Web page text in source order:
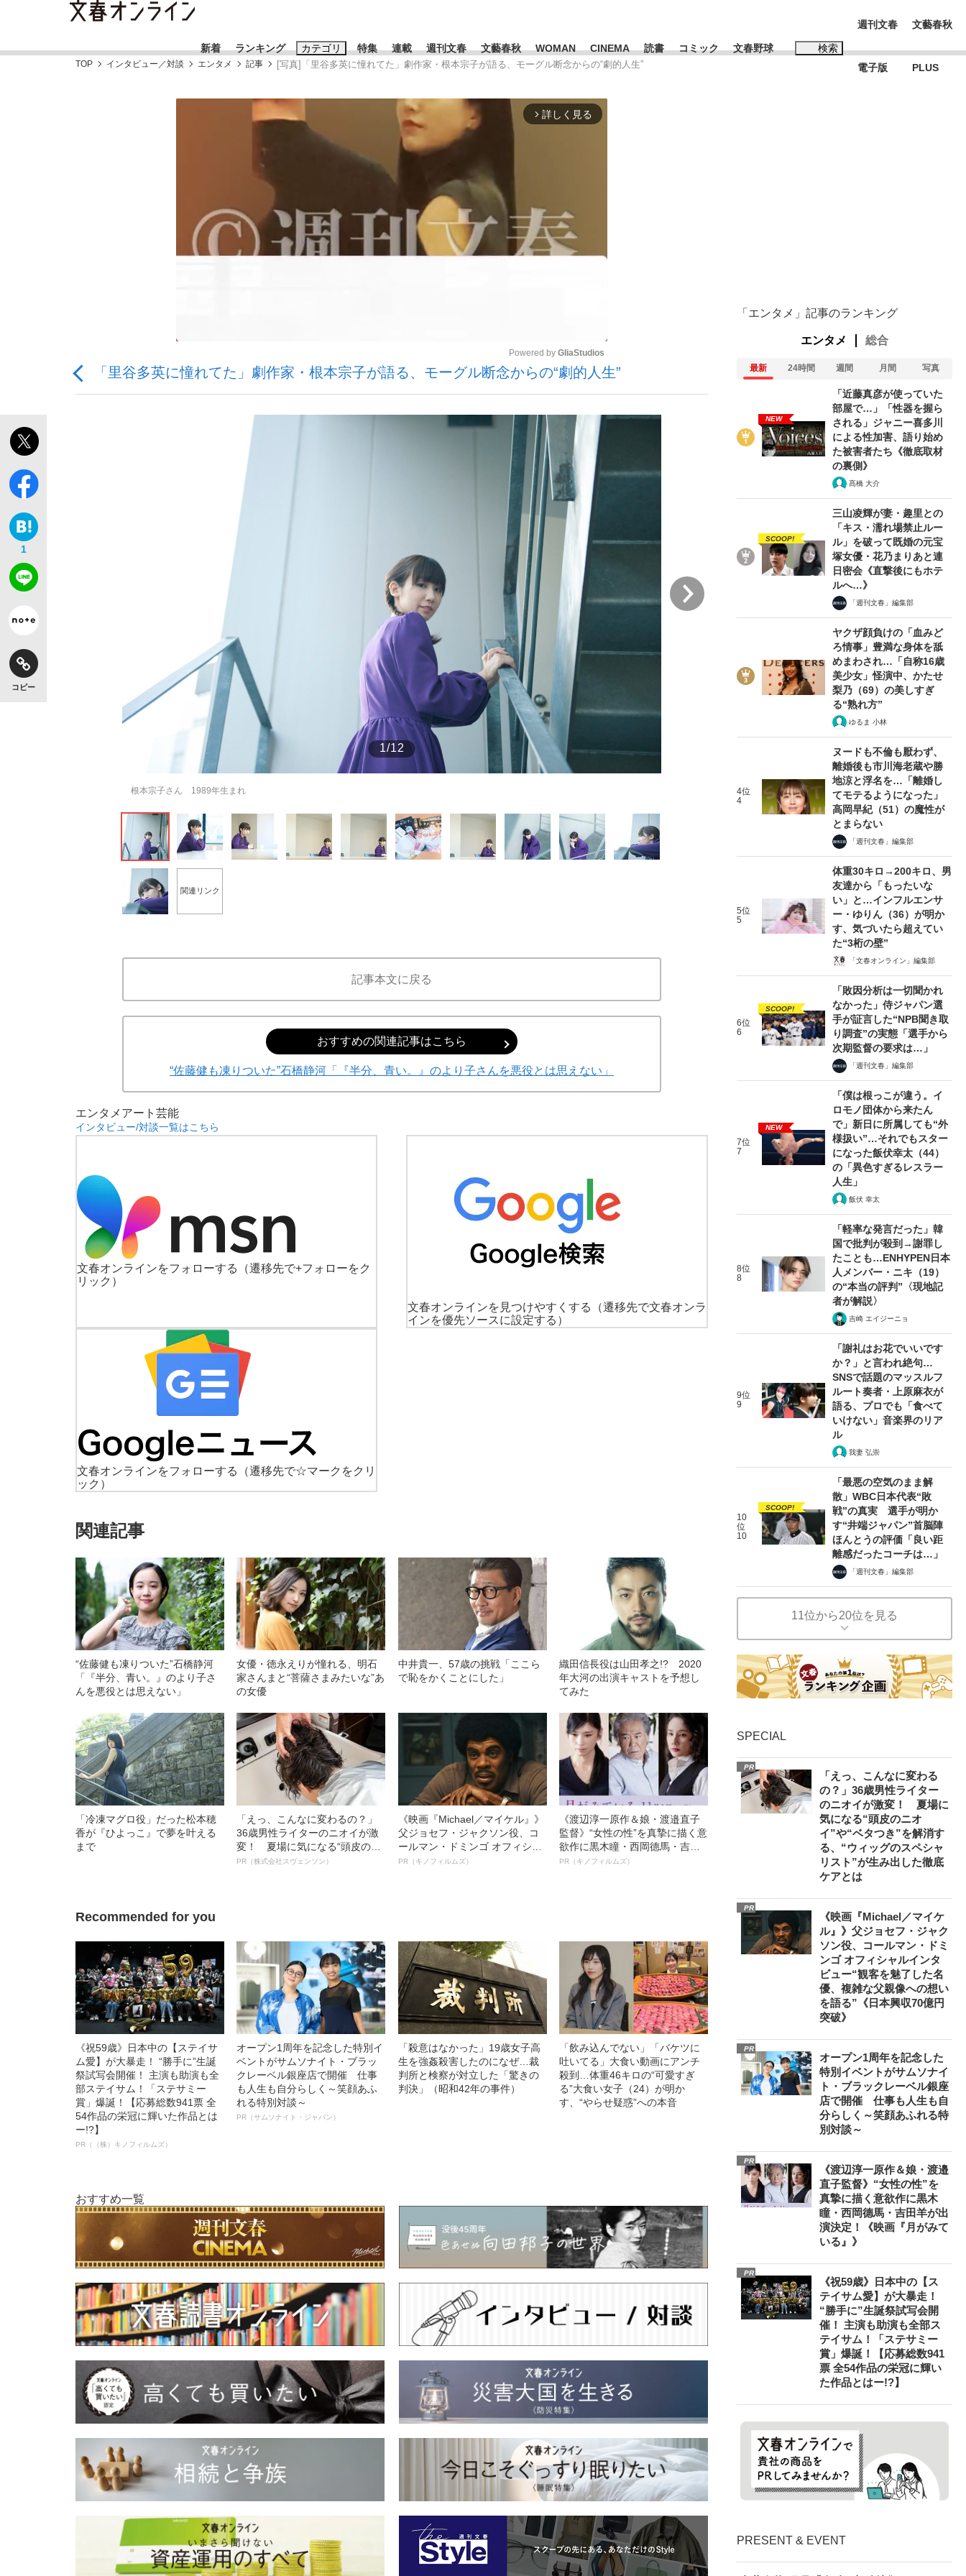
新着 ランキング カテゴリ
「敗因分析は一切聞かれなかった」侍ジャパン選手が証言した“NPB聞... 「クマが悪者扱いされているのが悲しい」『北の国から』倉本聰氏（91...
「目標達成できなかったからと言って…」サッカー日本代表・森保一監督...
もっと見る
特集
いまさら聞けない資産運用のすべて
連載 週刊文春 文藝春秋 WOMAN CINEMA 読書 コミック 文春野球 検索
おすすめのキーワードタグ一覧
#高市早苗 #森岡毅
週刊文春
電子版
文藝春秋
PLUS
TOP インタビュー／対談 エンタメ 記事 [写真]「里谷多英に憧れてた」劇作家・根本宗子が語る、モーグル断念からの“劇的人生”
arrow_forward_ios 詳しく見る
Mute
Powered by GliaStudios
「里谷多英に憧れてた」劇作家・根本宗子が語る、モーグル断念からの“劇的人生”
1
コピー
1/12
根本宗子さん 1989年生まれ
関連リンク
記事本文に戻る
おすすめの関連記事はこちら
“佐藤健も凍りついた”石橋静河「『半分、青い。』のより子さんを悪役とは思えない」
エンタメ アート 芸能
インタビュー/対談一覧はこちら
文春オンラインをフォローする
（遷移先で+フォローをク
リック）
文春オンラインを見つけやすくする
（遷移先で文春オンラ
インを優先ソースに設定する）
文春オンラインをフォローする
（遷移先で☆マークをクリ
ック）
関連記事
“佐藤健も凍りついた”石橋静河
「『半分、青い。』のより子さ
んを悪役とは思えない」
女優・徳永えりが憧れる、明石
家さんまと“菩薩さまみたいな”あ
の女優
中井貴一、57歳の挑戦「ここら
で恥をかくことにした」
織田信長役は山田孝之!? 2020
年大河の出演キャストを予想し
てみた
「冷凍マグロ役」だった松本穂
香が『ひよっこ』で夢を叶える
まで
「えっ、こんなに変わるの？」
36歳男性ライターのニオイが激
変！ 夏場に気になる“頭皮のニ
オイ”や“ベタつき”を解消す
PR（株式会社スヴェンソン）
《映画『Michael／マイケル』》
父ジョセフ・ジャクソン役、コ
ールマン・ドミンゴ オフィシャ
ルインタビュー“観客を魅了した
PR（キノフィルムズ）
《渡辺淳一原作＆娘・渡邉直子
監督》“女性の性”を真摯に描く意
欲作に黒木瞳・西岡德馬・吉田
羊が出演決定！《映画『月がみ
PR（キノフィルムズ）
Recommended for you
《祝59歳》日本中の【ステイサ
ム愛】が大暴走！ “勝手に”生誕
祭試写会開催！ 主演も助演も全
部ステイサム！「ステサミー
賞」爆誕！【応募総数941票 全
54作品の栄冠に輝いた作品とは
ー!?】
PR（（株）キノフィルムズ）
オープン1周年を記念した特別イ
ベントがサムソナイト・ブラッ
クレーベル銀座店で開催 仕事
も人生も自分らしく～笑顔あふ
れる特別対談～
PR（サムソナイト・ジャパン）
「殺意はなかった」19歳女子高
生を強姦殺害したのになぜ…裁
判所と検察が対立した「驚きの
判決」（昭和42年の事件）
「飲み込んでない」「バケツに
吐いてる」大食い動画にアンチ
殺到…体重46キロの“可愛すぎ
る”大食い女子（24）が明か
す、“やらせ疑惑”への本音
おすすめ一覧
「エンタメ」記事のランキング
エンタメ 総合
最新 24時間 週間 月間 写真
NEW
「近藤真彦が使っていた
部屋で…」「性器を握ら
される」ジャニー喜多川
による性加害、語り始め
た被害者たち《徹底取材
の裏側》
髙橋 大介
SCOOP!
三山凌輝が妻・趣里との
「キス・濡れ場禁止ルー
ル」を破って既婚の元宝
塚女優・花乃まりあと連
日密会《直撃後にもホテ
ルへ…》
「週刊文春」編集部
ヤクザ顔負けの「血みど
ろ情事」豊満な身体を舐
めまわされ…「自称16歳
美少女」怪演中、かたせ
梨乃（69）の美しすぎ
る“熟れ方”
ゆるま 小林
4位
4
ヌードも不倫も厭わず、
離婚後も市川海老蔵や勝
地涼と浮名を…「離婚し
てモテるようになった」
高岡早紀（51）の魔性が
とまらない
「週刊文春」編集部
5位
5
体重30キロ→200キロ、男
友達から「もったいな
い」と…インフルエンサ
ー・ゆりん（36）が明か
す、気づいたら超えてい
た“3桁の壁”
「文春オンライン」編集部
6位
6
SCOOP!
「敗因分析は一切聞かれ
なかった」侍ジャパン選
手が証言した“NPB聞き取
り調査”の実態「選手から
次期監督の要求は…」
「週刊文春」編集部
7位
7
NEW
「僕は根っこが違う。イ
ロモノ団体から来たん
で」新日に所属しても“外
様扱い”…それでもスター
になった飯伏幸太（44）
の「異色すぎるレスラー
人生」
飯伏 幸太
8位
8
「軽率な発言だった」韓
国で批判が殺到→謝罪し
たことも…ENHYPEN日本
人メンバー・ニキ（19）
の“本当の評判”〈現地記
者が解説〉
吉崎 エイジーニョ
9位
9
「謝礼はお花でいいです
か？」と言われ絶句…
SNSで話題のマッスルフ
ルート奏者・上原麻衣が
語る、プロでも「食べて
いけない」音楽界のリア
ル
我妻 弘崇
10
位
10
SCOOP!
「最悪の空気のまま解
散」WBC日本代表“敗
戦”の真実 選手が明か
す“井端ジャパン”首脳陣
ほんとうの評価「良い距
離感だったコーチは…」
「週刊文春」編集部
11位から20位を見る
SPECIAL
PR
「えっ、こんなに変わる
の？」36歳男性ライター
のニオイが激変！ 夏場に
気になる“頭皮のニオ
イ”や“ベタつき”を解消す
る、“ウィッグのスペシャ
リスト”が生み出した徹底
ケアとは
PR
《映画『Michael／マイケ
ル』》父ジョセフ・ジャク
ソン役、コールマン・ドミ
ンゴ オフィシャルインタ
ビュー“観客を魅了した名
優、複雑な父親像への想い
を語る”《日本興収70億円
突破》
PR
オープン1周年を記念した
特別イベントがサムソナイ
ト・ブラックレーベル銀座
店で開催 仕事も人生も自
分らしく～笑顔あふれる特
別対談～
PR
《渡辺淳一原作＆娘・渡邉
直子監督》“女性の性”を
真摯に描く意欲作に黒木
瞳・西岡德馬・吉田羊が出
演決定！《映画『月がみて
いる』》
PR
《祝59歳》日本中の【ス
テイサム愛】が大暴走！
“勝手に”生誕祭試写会開
催！ 主演も助演も全部ス
テイサム！「ステサミー
賞」爆誕！【応募総数941
票 全54作品の栄冠に輝い
た作品とはー!?】
PRESENT & EVENT